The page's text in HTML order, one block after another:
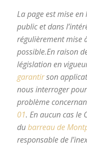
La page est mise
public et dans
régulièrement mise
possible.En raison
législation en
garantirson
nous interroger
problème
01. En aucun cas le
dubarreau de
responsable de